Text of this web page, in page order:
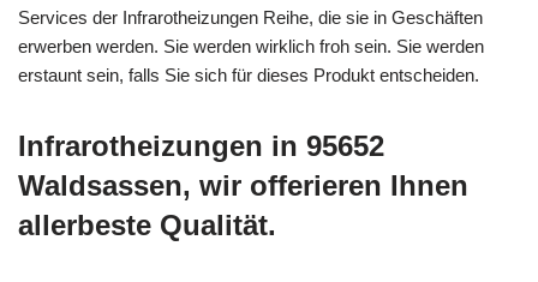
Services der Infrarotheizungen Reihe, die sie in Geschäften
erwerben werden. Sie werden wirklich froh sein. Sie werden
erstaunt sein, falls Sie sich für dieses Produkt entscheiden.
Infrarotheizungen in 95652
Waldsassen, wir offerieren Ihnen
allerbeste Qualität.